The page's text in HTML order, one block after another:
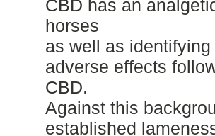
CBD has an
horses
as well as
adverse effects
CBD.
Against this
established